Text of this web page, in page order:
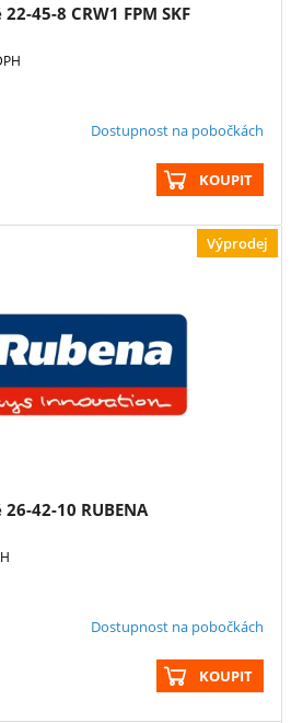
45-8 CRW1 FPM SKF
Dostupnost na pobočkách
KOUPIT
Výprodej
42-10 RUBENA
Dostupnost na pobočkách
KOUPIT